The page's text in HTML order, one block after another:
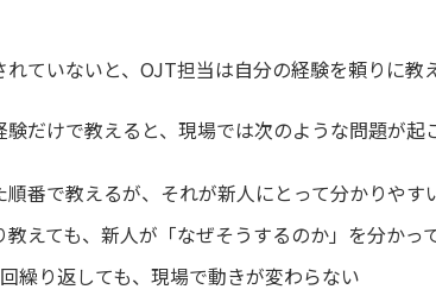
ていないと、OJT担当は自分の経験を頼りに教
だけで教えると、現場では次のような問題が起
順番で教えるが、それが新人にとって分かりやす
教えても、新人が「なぜそうするのか」を分かっ
繰り返しても、現場で動きが変わらない